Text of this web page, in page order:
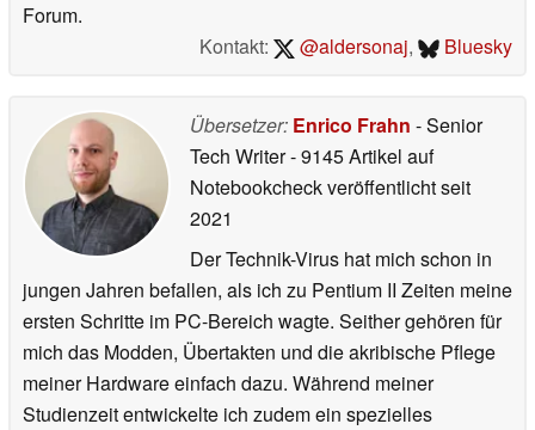
Forum.
Kontakt:
@aldersonaj, Bluesky
Übersetzer: Enrico Frahn - Senior
Tech Writer- 9145 Artikel auf
Notebookcheck veröffentlichtseit
2021
Der Technik-Virus hat mich schon in
jungen Jahren befallen, als ich zu Pentium II Zeiten meine
ersten Schritte im PC-Bereich wagte. Seither gehören für
mich das Modden, Übertakten und die akribische Pflege
meiner Hardware einfach dazu. Während meiner
Studienzeit entwickelte ich zudem ein spezielles